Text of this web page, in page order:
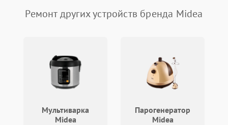
Ремонт других устройств бренда Midea
Мультиварка
Midea
Парогенератор
Midea